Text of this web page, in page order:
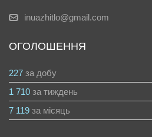
inuazhitlo@gmail.com
ОГОЛОШЕННЯ
227 за добу
1 710 за тиждень
7 119 за місяць